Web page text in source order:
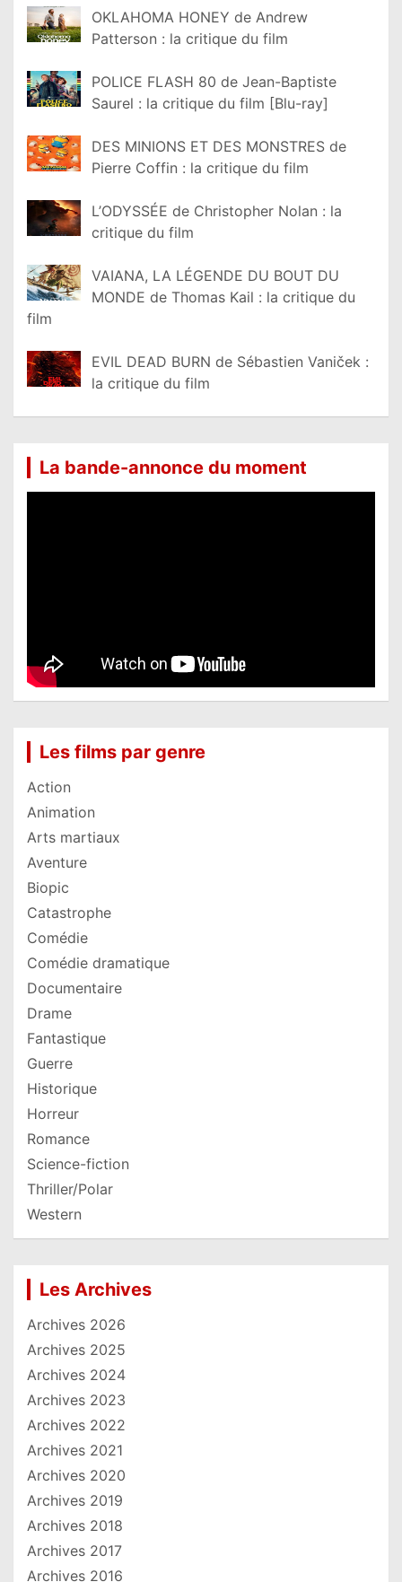
OKLAHOMA HONEY de Andrew
Patterson : la critique du film
POLICE FLASH 80 de Jean-Baptiste
Saurel : la critique du film [Blu-ray]
DES MINIONS ET DES MONSTRES de
Pierre Coffin : la critique du film
L’ODYSSÉE de Christopher Nolan : la
critique du film
VAIANA, LA LÉGENDE DU BOUT DU
MONDE de Thomas Kail : la critique du
film
EVIL DEAD BURN de Sébastien Vaniček :
la critique du film
La bande-annonce du moment
Les films par genre
Action
Animation
Arts martiaux
Aventure
Biopic
Catastrophe
Comédie
Comédie dramatique
Documentaire
Drame
Fantastique
Guerre
Historique
Horreur
Romance
Science-fiction
Thriller/Polar
Western
Les Archives
Archives 2026
Archives 2025
Archives 2024
Archives 2023
Archives 2022
Archives 2021
Archives 2020
Archives 2019
Archives 2018
Archives 2017
Archives 2016